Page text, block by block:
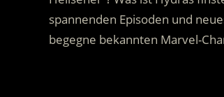
spannenden Episoden und
begegne bekannten Marvel-